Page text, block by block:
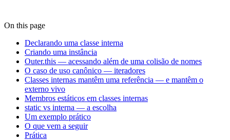
On this page
Declarando uma classe interna
Criando uma instância
Outer.this — acessando além de uma colisão de nomes
O caso de uso canônico — iteradores
Classes internas mantêm uma referência — e mantêm o
externo vivo
Membros estáticos em classes internas
static vs interna — a escolha
Um exemplo prático
O que vem a seguir
Prática